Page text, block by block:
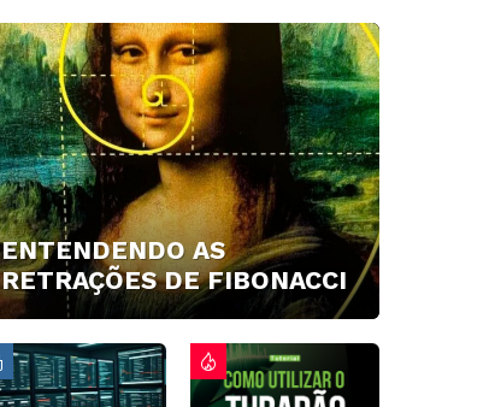
ENTENDENDO AS
RETRAÇÕES DE FIBONACCI